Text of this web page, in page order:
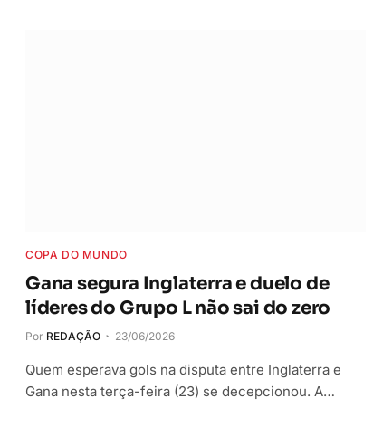
COPA DO MUNDO
Gana segura Inglaterra e duelo de
líderes do Grupo L não sai do zero
Por REDAÇÃO 23/06/2026
Quem esperava gols na disputa entre Inglaterra e
Gana nesta terça-feira (23) se decepcionou. A…